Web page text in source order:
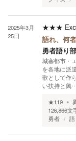
2025年3月
25日
★★★
語れ、何
勇者語り
城塞都市・
を各地に派
歌として作
い扶持と興
★119
126,866文
勇者